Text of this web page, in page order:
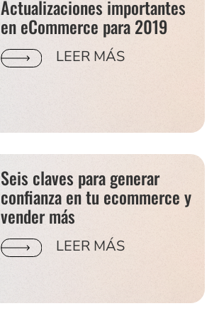
Actualizaciones importantes
en eCommerce para 2019
LEER MÁS
Seis claves para generar
confianza en tu ecommerce y
vender más
LEER MÁS